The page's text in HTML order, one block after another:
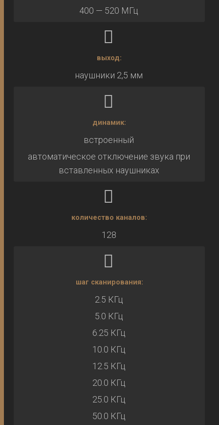
400 — 520 МГц
выход:
наушники 2,5 мм
динамик:
встроенный
автоматическое отключение звука при
вставленных наушниках
количество каналов:
128
шаг сканирования:
2.5 КГц
5.0 КГц
6.25 КГц
10.0 КГц
12.5 КГц
20.0 КГц
25.0 КГц
50.0 КГц